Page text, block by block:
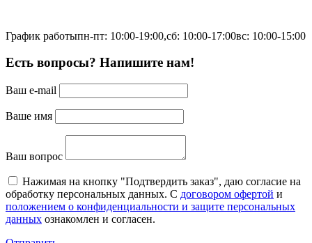
График работыпн-пт: 10:00-19:00,сб: 10:00-17:00вс: 10:00-15:00
Есть вопросы? Напишите нам!
Ваш e-mail
Ваше имя
Ваш вопрос
Нажимая на кнопку "Подтвердить заказ", даю согласие на
обработку персональных данных. С договором офертой и
положением о конфиденциальности и защите персональных
данных ознакомлен и согласен.